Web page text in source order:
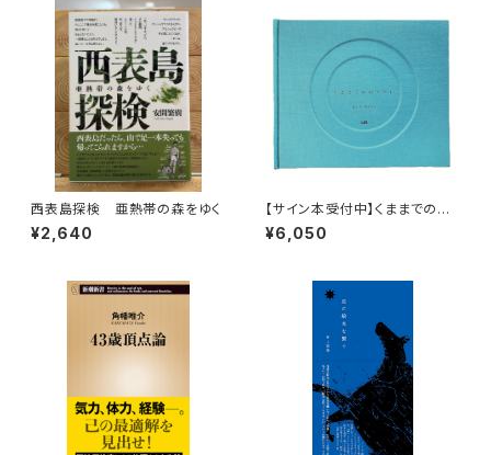
西表島探検 亜熱帯の森をゆく
¥2,640
【サイン本受付中】くままでのお
さらい〈特装新版〉
¥6,050